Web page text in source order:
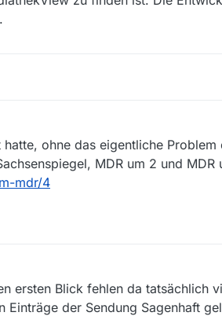
ohne das eigentliche Problem
MDR um 2 und MDR
mdr/4
ersten Blick fehlen da tatsächlich
Einträge der Sendung Sagenhaft